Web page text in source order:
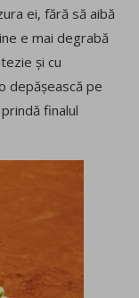
ei, fără să aibă
e mai degrabă
și cu
depășească pe
finalul